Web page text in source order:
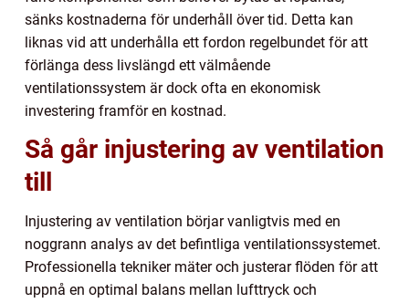
sänks kostnaderna för underhåll över tid. Detta kan
liknas vid att underhålla ett fordon regelbundet för att
förlänga dess livslängd ett välmående
ventilationssystem är dock ofta en ekonomisk
investering framför en kostnad.
Så går injustering av ventilation
till
Injustering av ventilation börjar vanligtvis med en
noggrann analys av det befintliga ventilationssystemet.
Professionella tekniker mäter och justerar flöden för att
uppnå en optimal balans mellan lufttryck och